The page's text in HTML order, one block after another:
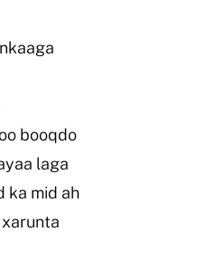
booqdo
laga
ka mid ah